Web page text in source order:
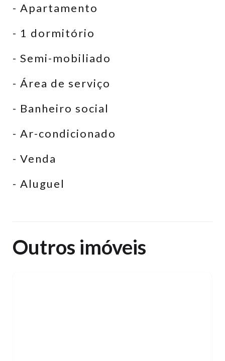
- Apartamento
- 1 dormitório
- Semi-mobiliado
- Área de serviço
- Banheiro social
- Ar-condicionado
- Venda
- Aluguel
Outros imóveis